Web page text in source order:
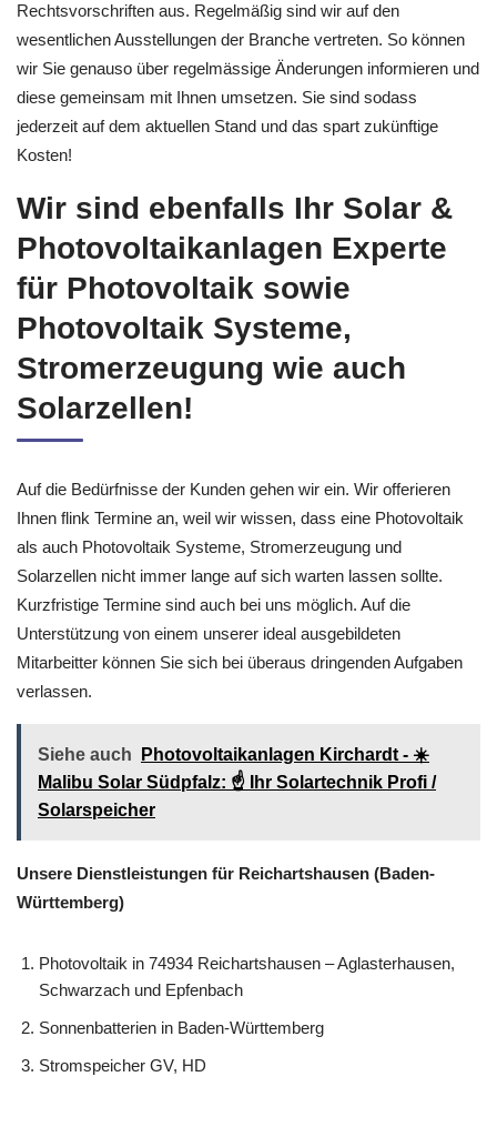
Rechtsvorschriften aus. Regelmäßig sind wir auf den
wesentlichen Ausstellungen der Branche vertreten. So können
wir Sie genauso über regelmässige Änderungen informieren und
diese gemeinsam mit Ihnen umsetzen. Sie sind sodass
jederzeit auf dem aktuellen Stand und das spart zukünftige
Kosten!
Wir sind ebenfalls Ihr Solar &
Photovoltaikanlagen Experte
für Photovoltaik sowie
Photovoltaik Systeme,
Stromerzeugung wie auch
Solarzellen!
Auf die Bedürfnisse der Kunden gehen wir ein. Wir offerieren
Ihnen flink Termine an, weil wir wissen, dass eine Photovoltaik
als auch Photovoltaik Systeme, Stromerzeugung und
Solarzellen nicht immer lange auf sich warten lassen sollte.
Kurzfristige Termine sind auch bei uns möglich. Auf die
Unterstützung von einem unserer ideal ausgebildeten
Mitarbeitter können Sie sich bei überaus dringenden Aufgaben
verlassen.
Siehe auch
Photovoltaikanlagen Kirchardt - ☀️
Malibu Solar Südpfalz: ☝️ Ihr Solartechnik Profi /
Solarspeicher
Unsere Dienstleistungen für Reichartshausen (Baden-
Württemberg)
Photovoltaik in 74934 Reichartshausen – Aglasterhausen,
Schwarzach und Epfenbach
Sonnenbatterien in Baden-Württemberg
Stromspeicher GV, HD